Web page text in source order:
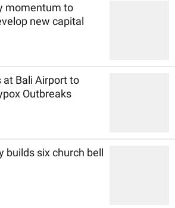
momentum to
new capital
Bali Airport to
Outbreaks
builds six church bell